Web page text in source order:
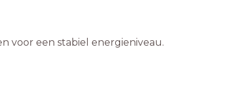
voor een stabiel energieniveau.